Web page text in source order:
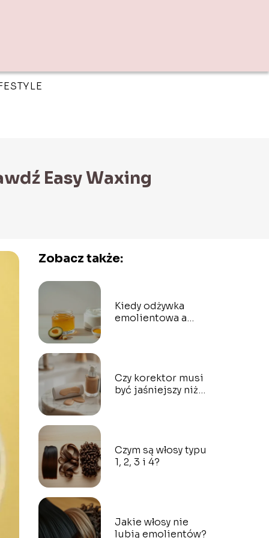
Easy Waxing
Zobacz także:
Kiedy odżywka
emolientowa a
Czy korektor musi
być jaśniejszy niż
Czym są włosy typu
1, 2, 3 i 4?
Jakie włosy nie
lubią emolientów?